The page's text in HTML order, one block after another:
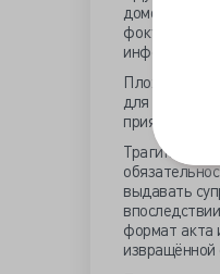
фокусирует
информации
Плохо
для
приятно
выдавать
формат акта